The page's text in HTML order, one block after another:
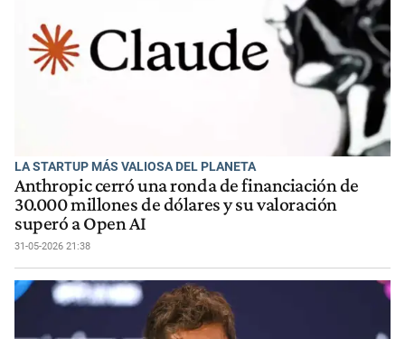
LA STARTUP MÁS VALIOSA DEL PLANETA
Anthropic cerró una ronda de financiación de
30.000 millones de dólares y su valoración
superó a Open AI
31-05-2026 21:38